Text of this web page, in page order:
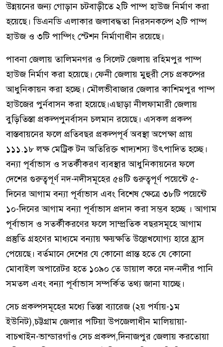
উন্নয়নের জন্য গোড়ান চটবাড়ীতে ২টি পাম্প হাউজ নির্মাণ করা
হয়েছে। ডিএনডি এলাকার জলাবদ্ধতা নিরসনকল্পে ২টি পাম্প
হাউজ ও ৩টি পাম্পিং স্টেশন নির্মাণাধীন রয়েছে।
পাবনা জেলায় তালিমনগর ও সিলেট জেলায় রহিমপুর পাম্প
হাউজ নির্মাণ করা হয়েছে। ফেনী জেলায় মুহুরী সেচ প্রকল্পের
আধুনিকায়ন করা হচ্ছে। মৌলভীবাজার জেলার কাশিমপুর পাম্প
হাউজের পুর্নবাসন করা হয়েছে।এছাড়া নীলফামারী জেলায়
বুড়িতিস্তা প্রকল্পপুনর্বাসন চলমান রয়েছে। এসকল প্রকল্প
বাস্তবায়নের ফলে প্রতিবছর প্রকল্পপূর্ব অবস্থা অপেক্ষা প্রায়
১১১.১৮ লক্ষ মেট্রিক টন অতিরিক্ত খাদ্যশস্য উৎপাদিত হচ্ছে।
বন্যা পূর্বাভাস ও সতর্কীকরণ ব্যবস্থার আধুনিকায়নের ফলে
দেশের গুরুত্বপূর্ণ নদ-নদীসমূহের ৫৪টি গুরুত্বপূর্ণ পয়েন্টে ৫-
দিনের আগাম বন্যা পূর্বাভাস এবং বিশেষ ক্ষেত্রে ৩৮টি পয়েন্টে
১০-দিনের আগাম বন্যা পূর্বাভাস প্রদান করা সম্ভব হচ্ছে । আগাম
পূর্বাভাস ও সতর্কীকরণের ফলে সাম্প্রতিক বছরসমূহে আগাম
প্রস্তুতি গ্রহণের মাধ্যমে বন্যায় ক্ষয়ক্ষতি উল্লেখযোগ্য হারে হ্রাস
পেয়েছে। বর্তমানে দেশের যে কোনো প্রান্ত হতে যে কোনো
মোবাইল অপারেটর হতে ১০৯০ তে ডায়াল করে নদ-নদীর পানি
সমতল এবং বন্যা পূর্বাভাস সম্পর্কিত তথ্য জানা যাচ্ছে।
সেচ প্রকল্পসমূহের মধ্যে তিস্তা ব্যারেজ (২য় পর্যায়-১ম
ইউনিট),চট্টগ্রাম জেলার পটিয়া উপজেলাধীন মালিয়ায়া-
বাচখাইন-ভান্ডারগাঁও সেচ প্রকল্প,দিনাজপুর জেলায় করতোয়া